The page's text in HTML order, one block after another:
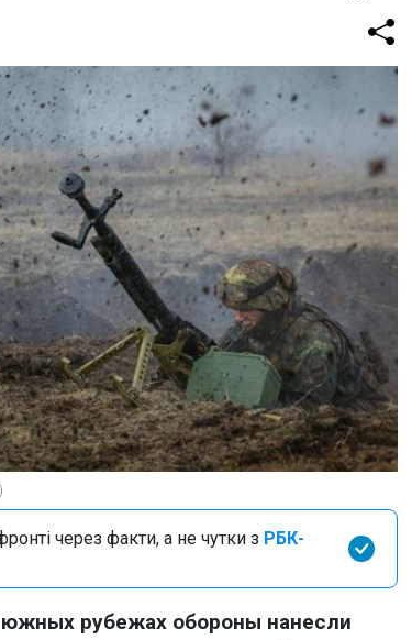
через факти, а не чутки з РБК-
рубежах обороны нанесли